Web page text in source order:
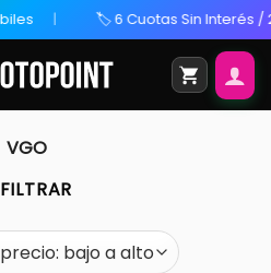
🏷️ 6 Cuotas Sin Interés / 20%
VGO
FILTRAR